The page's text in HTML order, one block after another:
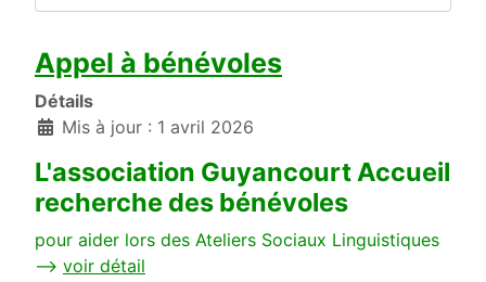
Appel à bénévoles
Détails
Mis à jour : 1 avril 2026
L'association Guyancourt Accueil
recherche des bénévoles
pour aider lors des Ateliers Sociaux Linguistiques
--> voir détail